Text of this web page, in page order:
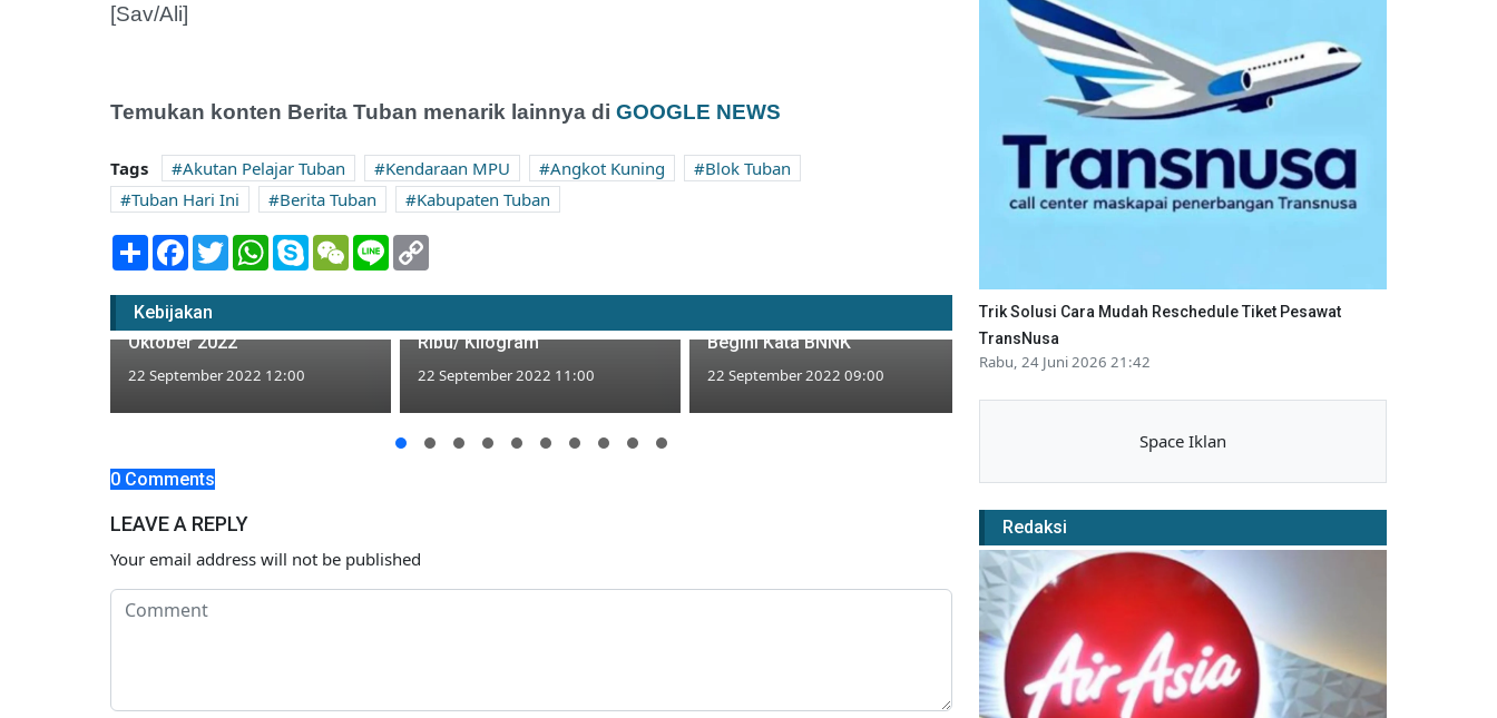
[Sav/Ali]
Temukan konten Berita Tuban menarik lainnya di GOOGLE NEWS
Tags Akutan Pelajar Tuban Kendaraan MPU Angkot Kuning
Blok Tuban
Tuban Hari Ini
Berita Tuban
Kabupaten Tuban
Share Facebook
TwitterWhatsApp
SkypeWeChatLine
Kebijakan
Penghujan Datang di Bulan
Oktober 2022
22 September 2022 12:00
Tiga Jenis Cabai di Tuban
Ribu/ Kilogram
22 September 2022 11:00
Begini Kata BNNK
22 September 2022 09:00
0 Comments
LEAVE A REPLY
Your email address will not be published
Trik Solusi Cara Mudah Reschedule Tiket Pesawat
TransNusa
Rabu, 24 Juni 2026 21:42
Space Iklan
Redaksi